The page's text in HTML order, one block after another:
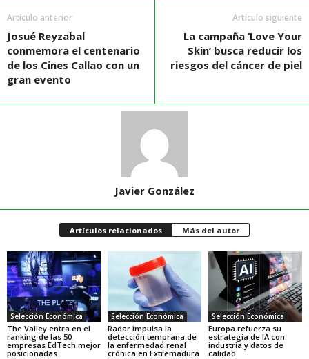
Artículo anterior
Josué Reyzabal
conmemora el centenario
de los Cines Callao con un
gran evento
Artículo siguiente
La campaña ‘Love Your
Skin’ busca reducir los
riesgos del cáncer de piel
Javier González
Artículos relacionados Más del autor
Selección Económica
The Valley entra en el
ranking de las 50
empresas EdTech mejor
posicionadas
Selección Económica
Radar impulsa la
detección temprana de
la enfermedad renal
crónica en Extremadura
Selección Económica
Europa refuerza su
estrategia de IA con
industria y datos de
calidad